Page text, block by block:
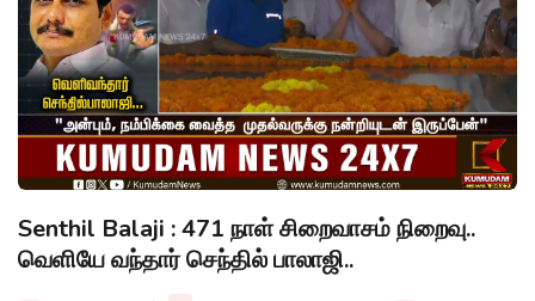
Senthil Balaji : 471 நாள் சிறைவாசம் நிறைவு..
வெளியே வந்தார் செந்தில் பாலாஜி..